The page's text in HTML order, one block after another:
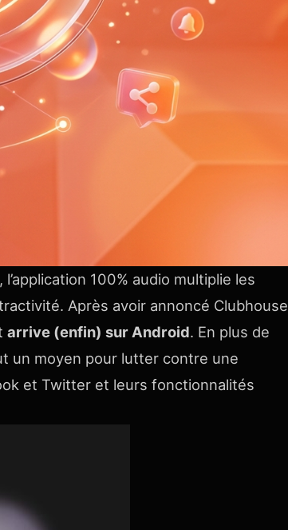
l’application 100% audio multiplie les
Après avoir annoncé Clubhouse
arrive (enfin) sur Android. En plus de
un moyen pour lutter contre une
et Twitter et leurs fonctionnalités